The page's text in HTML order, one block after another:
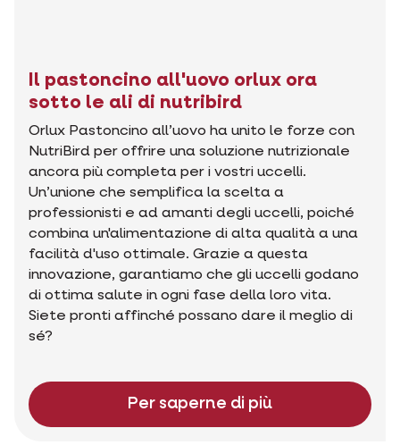
Il pastoncino all'uovo orlux ora
sotto le ali di nutribird
Orlux Pastoncino all’uovo ha unito le forze con
NutriBird per offrire una soluzione nutrizionale
ancora più completa per i vostri uccelli.
Un’unione che semplifica la scelta a
professionisti e ad amanti degli uccelli, poiché
combina un'alimentazione di alta qualità a una
facilità d'uso ottimale. Grazie a questa
innovazione, garantiamo che gli uccelli godano
di ottima salute in ogni fase della loro vita.
Siete pronti affinché possano dare il meglio di
sé?
Per saperne di più